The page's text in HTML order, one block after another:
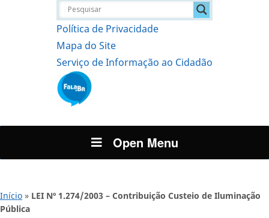
Política de Privacidade
Mapa do Site
Serviço de Informação ao Cidadão
Open Menu
Início » LEI Nº 1.274/2003 – Contribuição Custeio de Iluminação
Pública